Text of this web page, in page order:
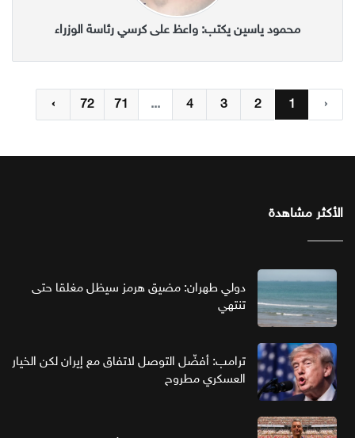
محمود ياسين يكتب: واعظ على كرسي رئاسة الوزراء
‹
1
2
3
4
...
71
72
›
الأكثر مشاهدة
دولي طهران: مضيق هرمز سيظل مغلقا حتى
تنتهي
ترامب: أفضّل التوصل لاتفاق مع إيران لكن الخيار
العسكري مطروح